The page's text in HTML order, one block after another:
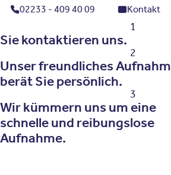
02233 - 409 40 09 Kontakt
1
Sie kontaktieren uns.
2
Unser freundliches
berät Sie persönlich.
3
Wir kümmern uns um eine
schnelle und reibungslose
Aufnahme.